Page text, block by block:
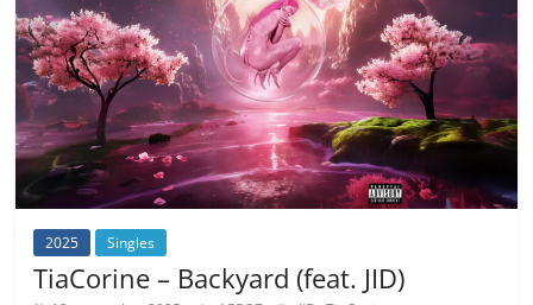
2025 Singles
TiaCorine – Backyard (feat. JID)